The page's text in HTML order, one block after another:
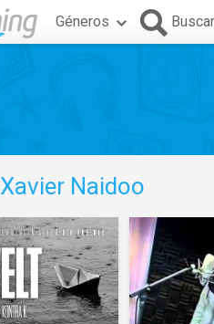
Géneros Buscar
Xavier Naidoo